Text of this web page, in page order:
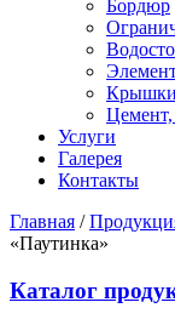
Бордюр
Крышки
Услуги
Галерея
Контакты
Главная /
«Паутинка»
Каталог